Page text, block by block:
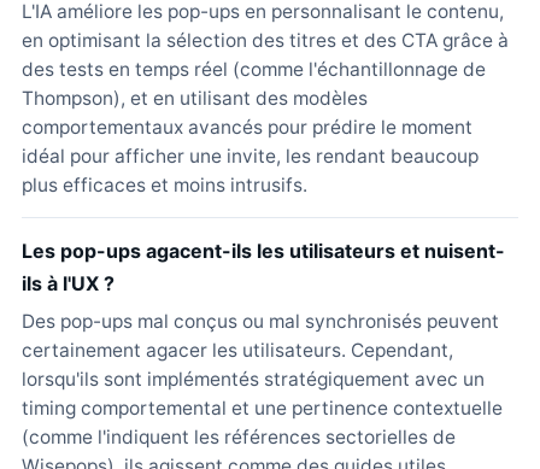
L'IA améliore les pop-ups en personnalisant le contenu,
en optimisant la sélection des titres et des CTA grâce à
des tests en temps réel (comme l'échantillonnage de
Thompson), et en utilisant des modèles
comportementaux avancés pour prédire le moment
idéal pour afficher une invite, les rendant beaucoup
plus efficaces et moins intrusifs.
Les pop-ups agacent-ils les utilisateurs et nuisent-
ils à l'UX ?
Des pop-ups mal conçus ou mal synchronisés peuvent
certainement agacer les utilisateurs. Cependant,
lorsqu'ils sont implémentés stratégiquement avec un
timing comportemental et une pertinence contextuelle
(comme l'indiquent les références sectorielles de